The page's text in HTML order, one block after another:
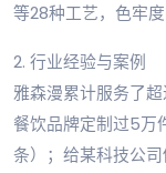
等28种工艺，色牢
2. 行业经验与案例
雅森漫累计服务了
餐饮品牌定制过5万
条）；给某科技公